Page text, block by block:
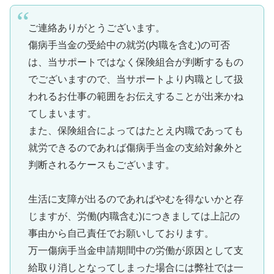
ご連絡ありがとうございます。
傷病手当金の受給中の就労(内職を含む)の可否
は、当サポートではなく保険組合が判断するもの
でございますので、当サポートより内職として扱
われるお仕事の範囲をお伝えすることが出来かね
てしまいます。
また、保険組合によってはたとえ内職であっても
就労できるのであれば傷病手当金の支給対象外と
判断されるケースもございます。
生活に支障が出るのであればやむを得ないかと存
じますが、労働(内職含む)につきましては上記の
事由から自己責任でお願いしております。
万一傷病手当金申請期間中の労働が原因として支
給取り消しとなってしまった場合には弊社では一